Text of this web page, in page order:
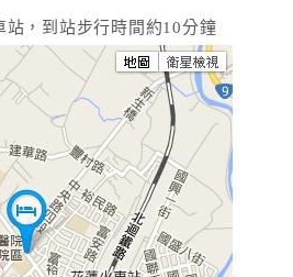
站，到站步行時間約10分鐘